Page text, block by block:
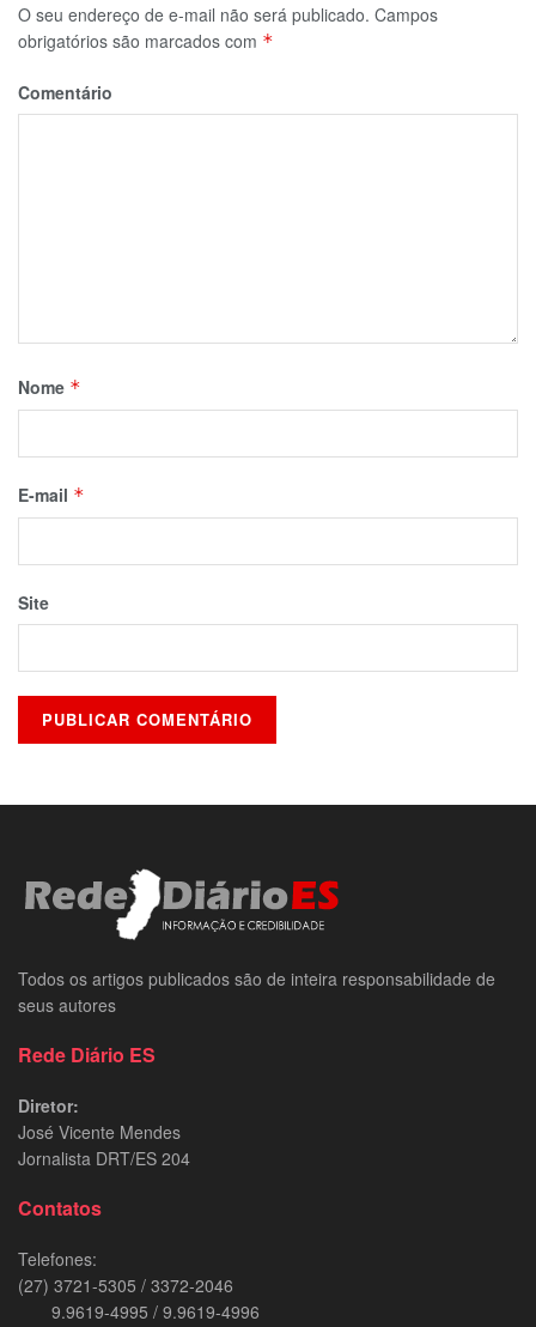
O seu endereço de e-mail não será publicado. Campos
obrigatórios são marcados com *
Comentário
Nome *
E-mail *
Site
Todos os artigos publicados são de inteira responsabilidade de
seus autores
Rede Diário ES
Diretor:
José Vicente Mendes
Jornalista DRT/ES 204
Contatos
Telefones:
(27) 3721-5305 / 3372-2046
9.9619-4995 / 9.9619-4996